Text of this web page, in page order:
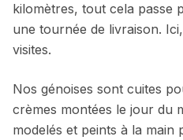
kilomètres, tout cela passe
une tournée de livraison.
visites.
Nos génoises sont cuites
crèmes montées le jour du
modelés et peints à la main